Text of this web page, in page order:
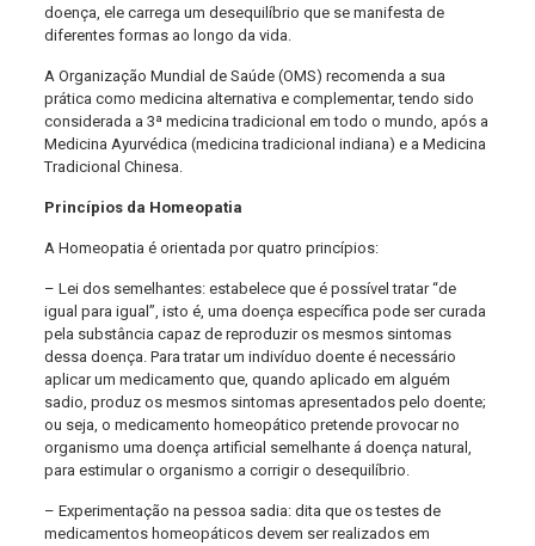
doença, ele carrega um desequilíbrio que se manifesta de
diferentes formas ao longo da vida.
A Organização Mundial de Saúde (OMS) recomenda a sua
prática como medicina alternativa e complementar, tendo sido
considerada a 3ª medicina tradicional em todo o mundo, após a
Medicina Ayurvédica (medicina tradicional indiana) e a Medicina
Tradicional Chinesa.
Princípios da Homeopatia
A Homeopatia é orientada por quatro princípios:
– Lei dos semelhantes: estabelece que é possível tratar “de
igual para igual”, isto é, uma doença específica pode ser curada
pela substância capaz de reproduzir os mesmos sintomas
dessa doença. Para tratar um indivíduo doente é necessário
aplicar um medicamento que, quando aplicado em alguém
sadio, produz os mesmos sintomas apresentados pelo doente;
ou seja, o medicamento homeopático pretende provocar no
organismo uma doença artificial semelhante á doença natural,
para estimular o organismo a corrigir o desequilíbrio.
– Experimentação na pessoa sadia: dita que os testes de
medicamentos homeopáticos devem ser realizados em